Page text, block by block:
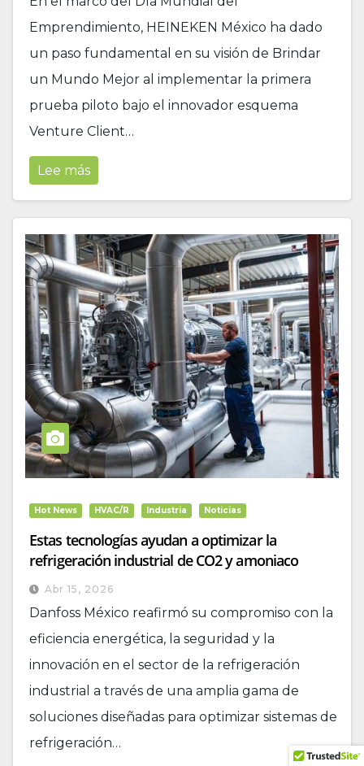
Emprendimiento, HEINEKEN México ha dado
un paso fundamental en su visión de Brindar
un Mundo Mejor al implementar la primera
prueba piloto bajo el innovador esquema
Venture Client…
Lee más
Hot News HVAC/R Industria Noticias
Estas tecnologías ayudan a optimizar la
refrigeración industrial de CO2 y amoniaco
Abr 15, 2026
Danfoss México reafirmó su compromiso con la
eficiencia energética, la seguridad y la
innovación en el sector de la refrigeración
industrial a través de una amplia gama de
soluciones diseñadas para optimizar sistemas de
refrigeración…